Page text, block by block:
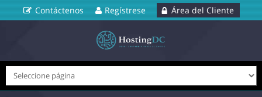
Contáctenos Regístrese Área del Cliente